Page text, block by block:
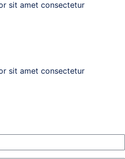
sit amet consectetur
sit amet consectetur